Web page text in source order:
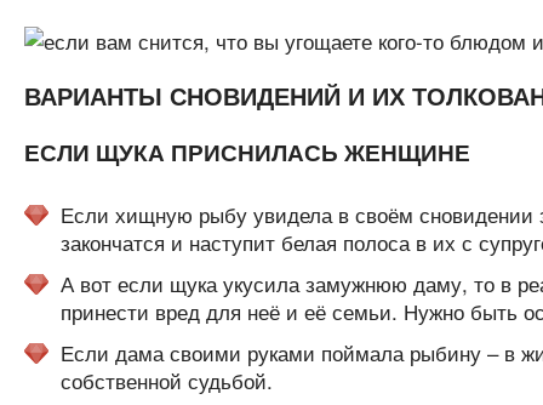
ВАРИАНТЫ СНОВИДЕНИЙ И ИХ
ЕСЛИ ЩУКА ПРИСНИЛАСЬ ЖЕНЩИНЕ
Если хищную рыбу увидела в своём сновидении
закончатся и наступит белая полоса в их с
А вот если щука укусила замужнюю даму, то в
принести вред для неё и её семьи. Нужно быть
Если дама своими руками поймала рыбину – в
собственной судьбой.